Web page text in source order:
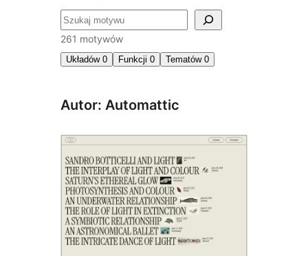
Szukaj
261 motywów
Układów 0 Funkcji 0 Tematów 0
Autor: Automattic